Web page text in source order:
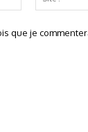
:*
que je